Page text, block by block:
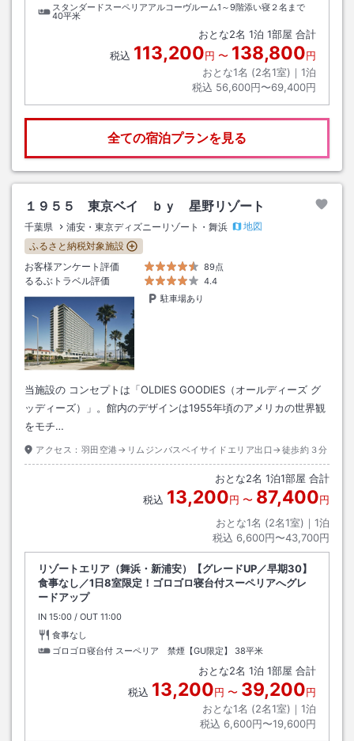
スタンダードスーペリアアルコーヴルーム1～9階添い寝２名まで
40平米
おとな2名 1泊 1部屋 合計
税込 113,200円 〜 138,800円
おとな1名 (2名1室)｜ 1泊
税込 56,600円〜69,400円
全ての宿泊プランを見る
１９５５ 東京ベイ ｂｙ 星野リゾート
千葉県 浦安・東京ディズニーリゾート・舞浜
地図
ふるさと納税対象施設
お客様アンケート評価
89点
るるぶトラベル評価
4.4
駐車場あり
当施設の コンセプトは「OLDIES GOODIES（オールディーズ グ
ッディーズ）」。館内のデザインは1955年頃のアメリカの世界観
をモチ…
アクセス： 羽田空港→リムジンバスベイサイドエリア出口→徒歩約３分
おとな2名 1泊1部屋 合計
税込 13,200円 〜 87,400円
おとな1名 (2名1室)｜ 1泊
税込 6,600円〜43,700円
リゾートエリア（舞浜・新浦安）【グレードUP／早期30】
食事なし／1日8室限定！ゴロゴロ寝台付スーペリアへグレ
ードアップ
IN チェックイン
15:00 / OUT チェックアウト
11:00
食事なし
ゴロゴロ寝台付 スーペリア 禁煙【GU限定】
38平米
おとな2名 1泊 1部屋 合計
税込 13,200円 〜 39,200円
おとな1名 (2名1室)｜ 1泊
税込 6,600円〜19,600円